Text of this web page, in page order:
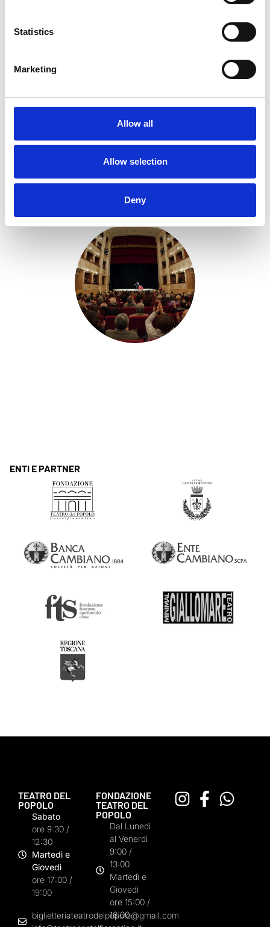
Statistics
Marketing
Allow all
Allow selection
Deny
REGALA EMOZIONI,
SPETTACOLO
Scopri tutti gli spettacoli in programma: un’idea
originale da vivere o da donare, per chi ama il teatro e
la cultura.
ENTI E PARTNER
TEATRO DEL
POPOLO
Sabato
ore 9:30 /
12:30
Martedì e
Giovedì
ore 17:00 /
19:00
biglietteriateatrodelpopolo@gmail.com
FONDAZIONE
TEATRO DEL
POPOLO
Dal Lunedì
al Venerdì
9:00 /
13:00
Martedì e
Giovedì
ore 15:00 /
18:00